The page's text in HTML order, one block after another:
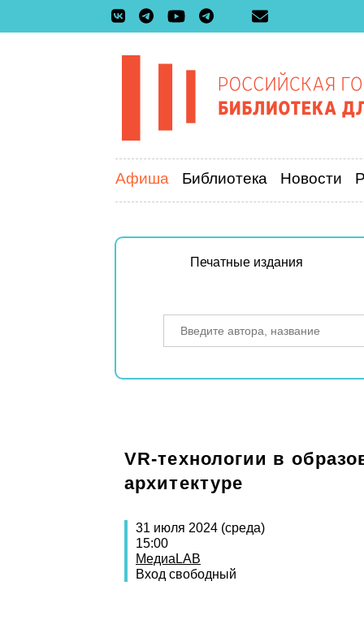
Афиша Библиотека Новости
Печатные издания
VR-технологии в
архитектуре
31 июля 2024 (среда)
15:00
МедиаLAB
Вход свободный